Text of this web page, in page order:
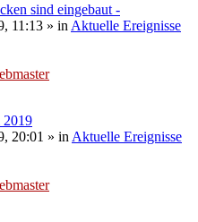
sind eingebaut -
11:13 » in Aktuelle Ereignisse
2019
20:01 » in Aktuelle Ereignisse